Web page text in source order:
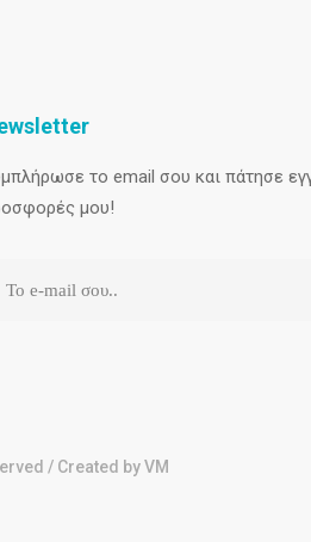
το email σου και πάτησε
μου!
/ Created by VM